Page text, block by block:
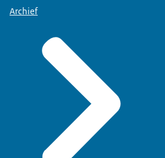
Archief